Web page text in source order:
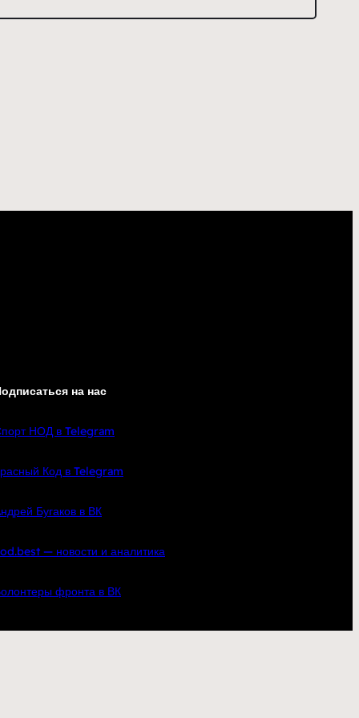
на нас
НОД в Telegram
Код в Telegram
Бугаков в ВК
— новости и аналитика
фронта в ВК
YouTube Telegram